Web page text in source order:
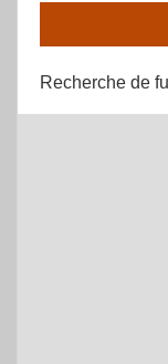
Recherche de